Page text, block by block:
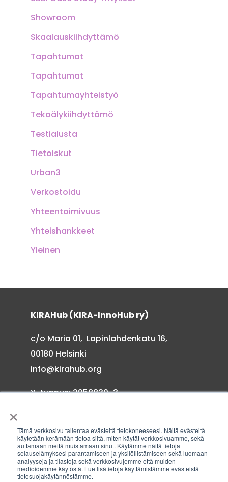
×
Tämä verkkosivu tallentaa evästeitä tietokoneeseesi. Näitä evästeitä
käytetään kerämään tietoa siitä, miten käytät verkkosivuamme, sekä
auttamaan meitä muistamaan sinut. Käytämme näitä tietoja
selauselämyksesi parantamiseen ja yksilöllistämiseen sekä luomaan
analyyseja ja tilastoja sekä verkkosivujemme että muiden
medioidemme käytöstä. Lue lisätietoja käyttämistämme evästeistä
tietosuojakäytännöstämme.
Showroom
Skaalauskiihdyttämö
Tapahtumat
Tapahtumat
Tapahtumayhteistyö
Tekoälykiihdyttämö
Testialusta
Tietoiskut
Urban3
Verkostoidu
Yhteentoimivuus
Yhteishankkeet
Yleinen
KIRAHub (KIRA-InnoHub ry)
c/o Maria 01, Lapinlahdenkatu 16,
00180 Helsinki
info@kirahub.org
Y-tunnus: 2958830-3
Tilaa uutiskirje